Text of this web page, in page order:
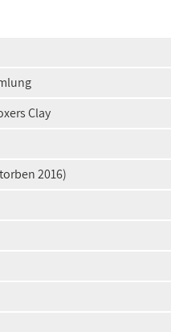
Clay
2016)